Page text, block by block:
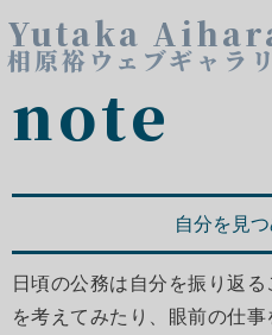
Yutaka
相原裕ウェブギャラ
note
自分を見
日頃の公務は自分を振り返
を考えてみたり、眼前の仕